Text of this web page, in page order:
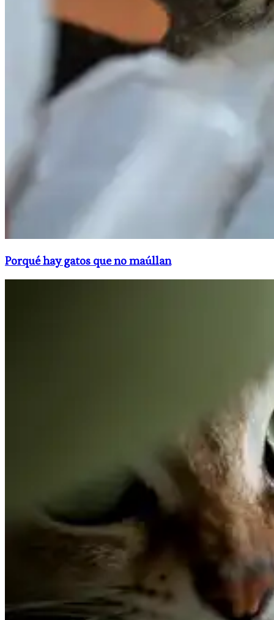
Porqué hay gatos que no maúllan